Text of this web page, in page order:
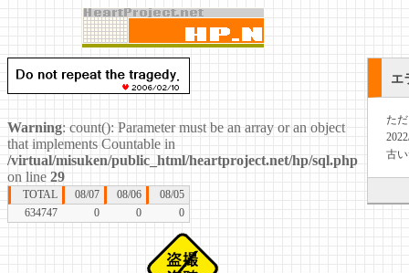
Warning: count(): Parameter must be an array or an object
that implements Countable in
/virtual/misuken/public_html/heartproject.net/hp/sql.php
on line 29
TOTAL 08/07 08/06
08/05
634747
0 0 0
エ
た
古